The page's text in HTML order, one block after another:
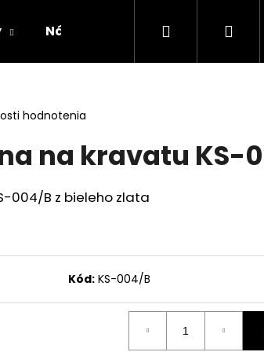
Náušnice Novinka
Hľadať
hodnotenia
na kravatu KS-
004/B z bieleho zlata
Kód: KS-004/B